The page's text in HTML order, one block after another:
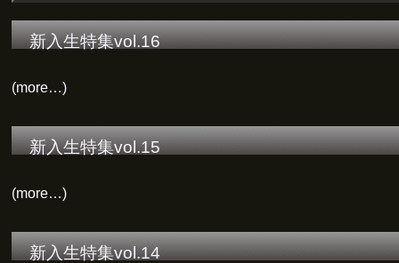
新入生特集vol.16
(more…)
新入生特集vol.15
(more…)
新入生特集vol.14